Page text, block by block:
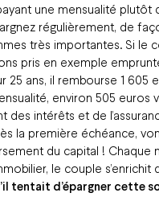
une mensualité plutôt
régulièrement, de
très importantes. Si le
pris en exemple
25 ans, il rembourse 1 605
environ 505 euros
des intérêts et de
la première échéance,
du capital ! Chaque
le couple s’enrichit
tentait d’épargner cette